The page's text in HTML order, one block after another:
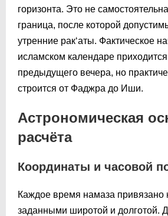
горизонта. Это не
граница, после которой
утренние рак‘аты. Фактическое
исламском календаре
предыдущего вечера, но
строится от Фаджра до Иши.
Астрономическая
расчёта
Координаты и часовой
Каждое время намаза привязано
заданными широтой и долготой.